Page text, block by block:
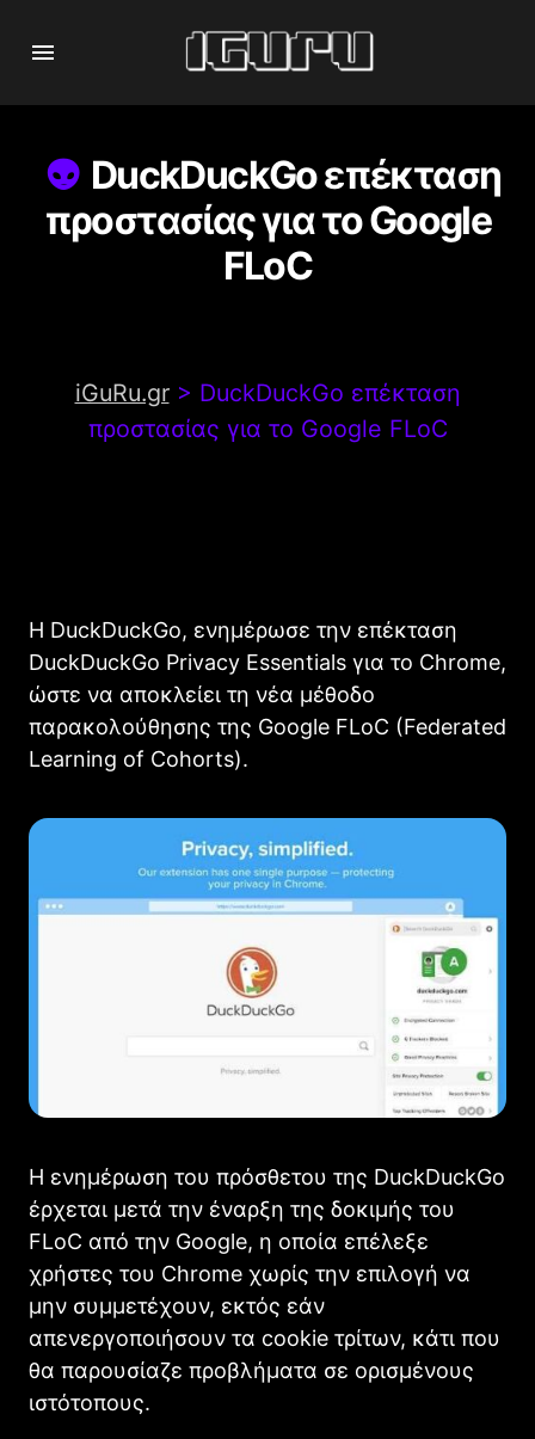
DuckDuckGo επέκταση
προστασίας για το Google
FLoC
iGuRu.gr> DuckDuckGo επέκταση
προστασίας για το Google FLoC
Η DuckDuckGo, ενημέρωσε την επέκταση
DuckDuckGo Privacy Essentials για το Chrome,
ώστε να αποκλείει τη νέα μέθοδο
παρακολούθησης της Google FLoC (Federated
Learning of Cohorts).
Η ενημέρωση του πρόσθετου της DuckDuckGo
έρχεται μετά την έναρξη της δοκιμής του
FLoC από την Google, η οποία επέλεξε
χρήστες του Chrome χωρίς την επιλογή να
μην συμμετέχουν, εκτός εάν
απενεργοποιήσουν τα cookie τρίτων, κάτι που
θα παρουσίαζε προβλήματα σε ορισμένους
ιστότοπους.